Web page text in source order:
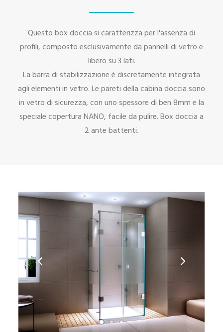
Questo box doccia si caratterizza per l'assenza di
profili, composto esclusivamente da pannelli di vetro e
libero su 3 lati.
La barra di stabilizzazione è discretamente integrata
agli elementi in vetro. Le pareti della cabina doccia sono
in vetro di sicurezza, con uno spessore di ben 8mm e la
speciale copertura NANO, facile da pulire. Box doccia a
2 ante battenti.